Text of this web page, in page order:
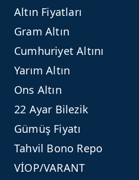
Altın Fiyatları
Gram Altın
Cumhuriyet Altını
Yarım Altın
Ons Altın
22 Ayar Bilezik
Gümüş Fiyatı
Tahvil Bono Repo
VİOP/VARANT